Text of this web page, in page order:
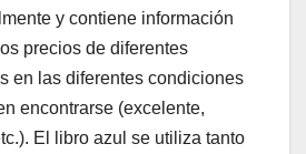
y contiene información
precios de diferentes
en las diferentes condiciones
encontrarse (excelente,
El libro azul se utiliza tanto